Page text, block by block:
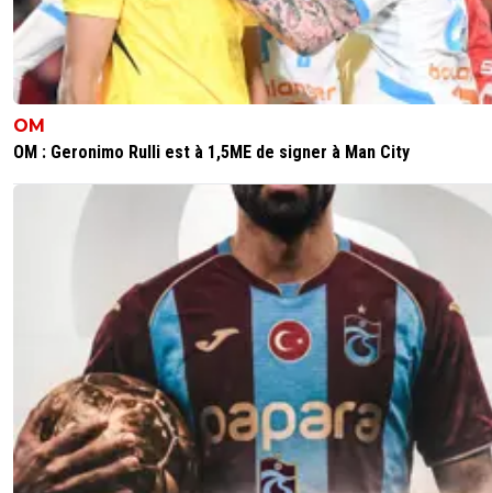
OM
OM : Geronimo Rulli est à 1,5ME de signer à Man City